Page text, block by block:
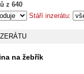
z 640
Stáří inzerátu:
na žebřík